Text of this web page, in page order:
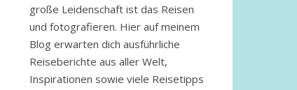
große Leidenschaft ist das Reisen
und fotografieren. Hier auf meinem
Blog erwarten dich ausführliche
Reiseberichte aus aller Welt,
Inspirationen sowie viele Reisetipps